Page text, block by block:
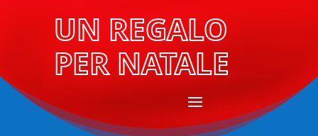
UN REGALO
PER NATALE